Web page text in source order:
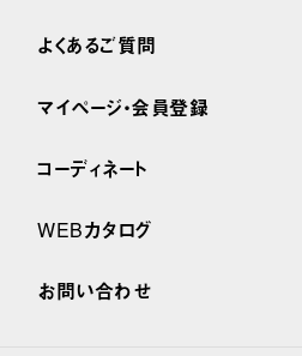
よくあるご質問
マイページ・会員登録
コーディネート
WEBカタログ
お問い合わせ